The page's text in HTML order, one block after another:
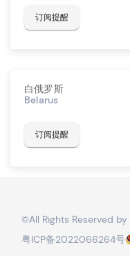
订阅提醒
白俄罗斯
Belarus
订阅提醒
©️All Rights Reserved by
粤ICP备2022066264号